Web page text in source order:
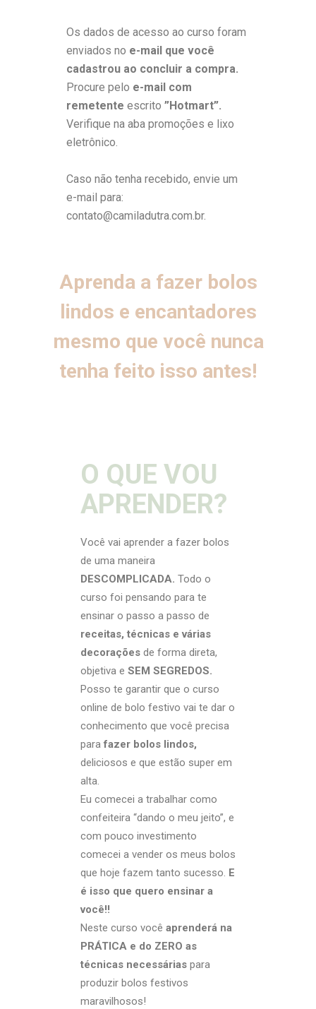
Os dados de acesso ao curso foram
enviados no e-mail que você
cadastrou ao concluir a compra.
Procure pelo e-mail com
remetente escrito ”Hotmart”.
Verifique na aba promoções e lixo
eletrônico.
Caso não tenha recebido, envie um
e-mail para:
contato@camiladutra.com.br.
Aprenda a fazer bolos
lindos e encantadores
mesmo que você nunca
tenha feito isso antes!
O QUE VOU
APRENDER?
Você vai aprender a fazer bolos
de uma maneira
DESCOMPLICADA. Todo o
curso foi pensando para te
ensinar o passo a passo de
receitas, técnicas e várias
decorações de forma direta,
objetiva e SEM SEGREDOS.
Posso te garantir que o curso
online de bolo festivo vai te dar o
conhecimento que você precisa
parafazer bolos lindos,
deliciosos e que estão super em
alta.
Eu comecei a trabalhar como
confeiteira “dando o meu jeito”, e
com pouco investimento
comecei a vender os meus bolos
que hoje fazem tanto sucesso. E
é isso que quero ensinar a
você!!
Neste curso você aprenderá na
PRÁTICA e do ZERO as
técnicas necessárias para
produzir bolos festivos
maravilhosos!